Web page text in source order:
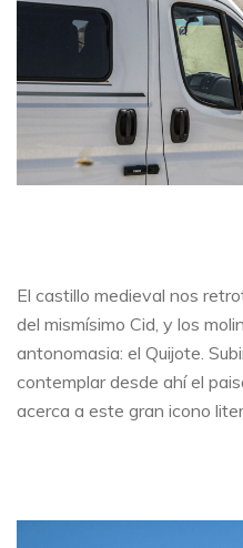
El castillo medieval nos
del mismísimo Cid, y los
antonomasia: el Quijote.
contemplar desde ahí el
acerca a este gran icono